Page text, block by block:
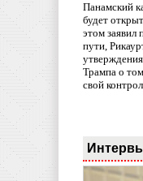
Панамский
будет
этом заявил
пути,
Трампа о
свой